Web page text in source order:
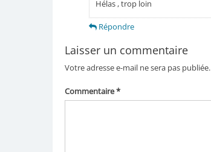
Hélas , trop loin
Répondre
Laisser un commentaire
Votre adresse e-mail ne sera pas publiée.
Commentaire*